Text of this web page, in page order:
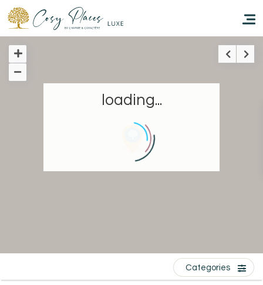
Inicio
Nuestra colección mundial
loading...
Categories